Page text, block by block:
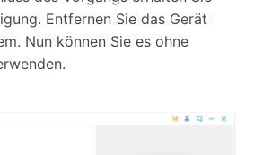
Entfernen Sie das Gerät
Nun können Sie es ohne